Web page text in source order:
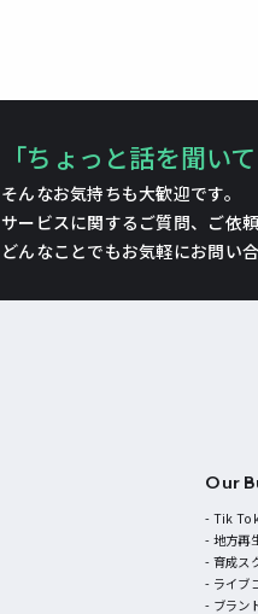
「ちょっと話を聞い
そんなお気持ちも大歓迎です。
サービスに関するご質問、ご依
どんなことでもお気軽にお問い
Our
- Tik
- 地方再
- 育成ス
- ライブ
- ブラン